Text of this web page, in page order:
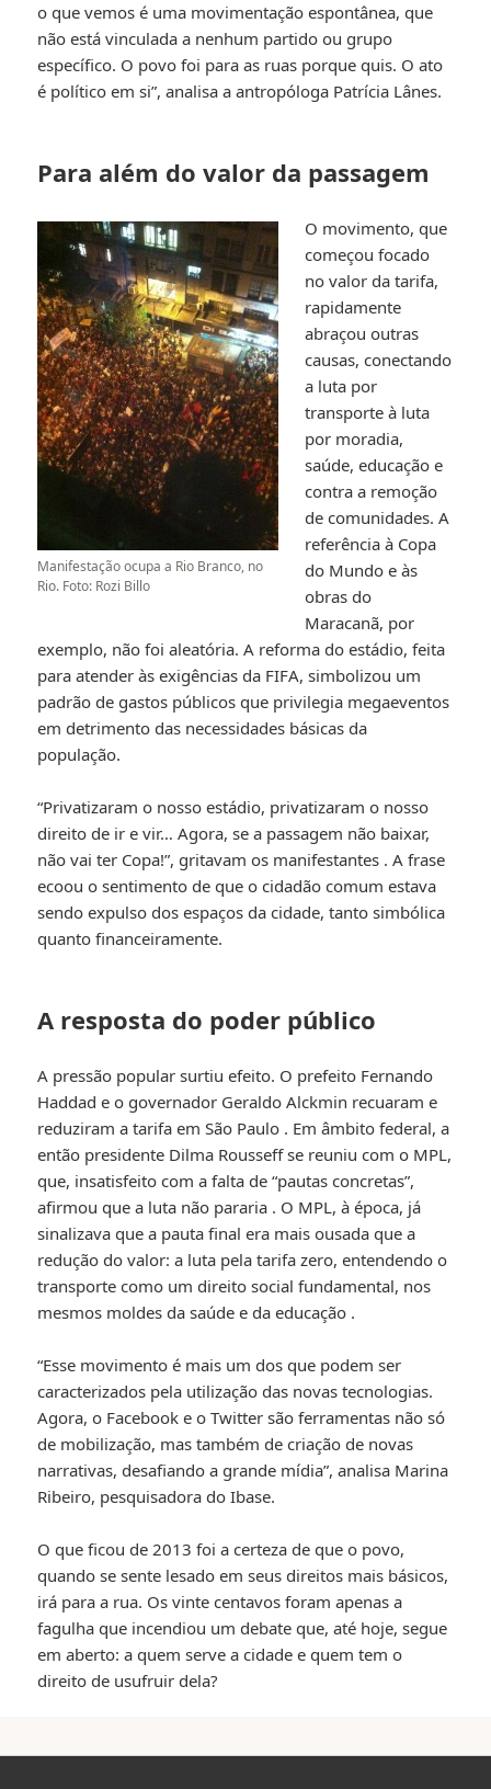
o que vemos é uma movimentação espontânea, que
não está vinculada a nenhum partido ou grupo
específico. O povo foi para as ruas porque quis. O ato
é político em si”, analisa a antropóloga Patrícia Lânes.
Para além do valor da passagem
Manifestação ocupa a Rio Branco, no
Rio. Foto: Rozi Billo
O movimento, que
começou focado
no valor da tarifa,
rapidamente
abraçou outras
causas, conectando
a luta por
transporte à luta
por moradia,
saúde, educação e
contra a remoção
de comunidades. A
referência à Copa
do Mundo e às
obras do
Maracanã, por
exemplo, não foi aleatória. A reforma do estádio, feita
para atender às exigências da FIFA, simbolizou um
padrão de gastos públicos que privilegia megaeventos
em detrimento das necessidades básicas da
população.
“Privatizaram o nosso estádio, privatizaram o nosso
direito de ir e vir… Agora, se a passagem não baixar,
não vai ter Copa!”, gritavam os manifestantes . A frase
ecoou o sentimento de que o cidadão comum estava
sendo expulso dos espaços da cidade, tanto simbólica
quanto financeiramente.
A resposta do poder público
A pressão popular surtiu efeito. O prefeito Fernando
Haddad e o governador Geraldo Alckmin recuaram e
reduziram a tarifa em São Paulo . Em âmbito federal, a
então presidente Dilma Rousseff se reuniu com o MPL,
que, insatisfeito com a falta de “pautas concretas”,
afirmou que a luta não pararia . O MPL, à época, já
sinalizava que a pauta final era mais ousada que a
redução do valor: a luta pela tarifa zero, entendendo o
transporte como um direito social fundamental, nos
mesmos moldes da saúde e da educação .
“Esse movimento é mais um dos que podem ser
caracterizados pela utilização das novas tecnologias.
Agora, o Facebook e o Twitter são ferramentas não só
de mobilização, mas também de criação de novas
narrativas, desafiando a grande mídia”, analisa Marina
Ribeiro, pesquisadora do Ibase.
O que ficou de 2013 foi a certeza de que o povo,
quando se sente lesado em seus direitos mais básicos,
irá para a rua. Os vinte centavos foram apenas a
fagulha que incendiou um debate que, até hoje, segue
em aberto: a quem serve a cidade e quem tem o
direito de usufruir dela?